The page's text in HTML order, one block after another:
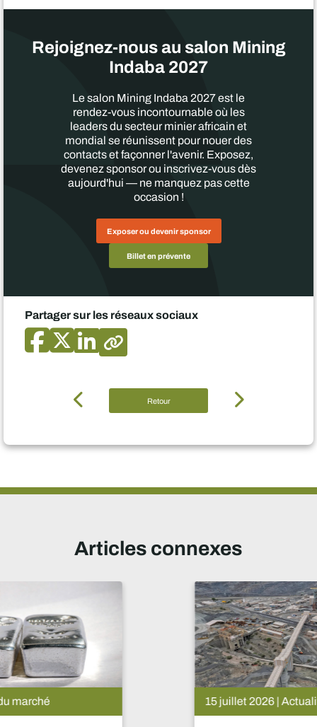
Rejoignez-nous au salon Mining
Indaba 2027
Le salon Mining Indaba 2027 est le
rendez-vous incontournable où les
leaders du secteur minier africain et
mondial se réunissent pour nouer des
contacts et façonner l'avenir. Exposez,
devenez sponsor ou inscrivez-vous dès
aujourd'hui — ne manquez pas cette
occasion !
Exposer ou devenir sponsor
Billet en prévente
Partager sur les réseaux sociaux
Retour
Articles connexes
15 juillet 2026 | Actualités du marché